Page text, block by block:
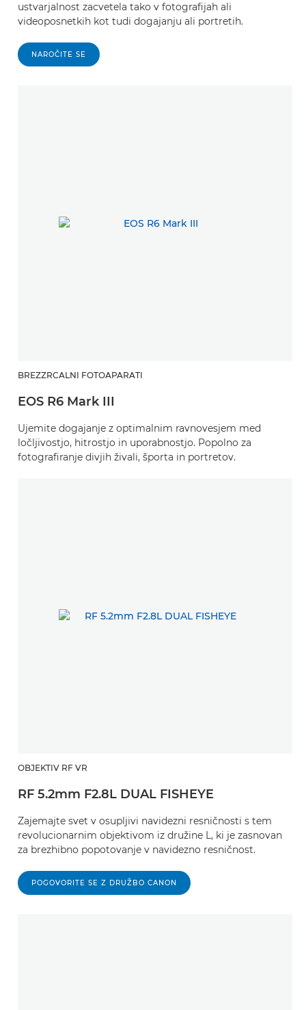
ustvarjalnost zacvetela tako v fotografijah ali
videoposnetkih kot tudi dogajanju ali portretih.
NAROČITE SE
BREZZRCALNI FOTOAPARATI
EOS R6 Mark III
Ujemite dogajanje z optimalnim ravnovesjem med
ločljivostjo, hitrostjo in uporabnostjo. Popolno za
fotografiranje divjih živali, športa in portretov.
OBJEKTIV RF VR
RF 5.2mm F2.8L DUAL FISHEYE
Zajemajte svet v osupljivi navidezni resničnosti s tem
revolucionarnim objektivom iz družine L, ki je zasnovan
za brezhibno popotovanje v navidezno resničnost.
POGOVORITE SE Z DRUŽBO CANON